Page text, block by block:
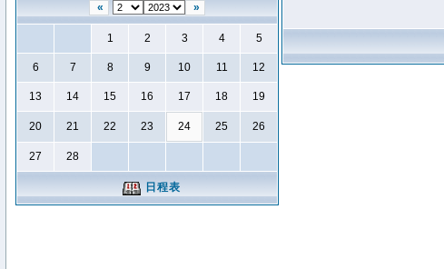
« »
1 2 3 4 5
6 7 8 9 10 11 12
13 14 15 16 17 18 19
20 21 22 23 24 25 26
27 28
日程表